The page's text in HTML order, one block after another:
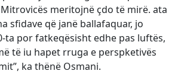
meritojnë çdo të mirë. ata
sfidave që janë ballafaquar, jo
ta por fatkeqësisht edhe pas luftës,
të iu hapet rruga e perspketivës
ka thënë Osmani.